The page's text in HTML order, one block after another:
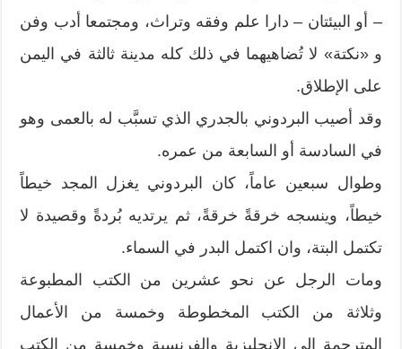
– أو البيئتان – دارا علم وفقه وتراث، ومجتمعا أدب وفن
و «نكتة» لا تُضاهيهما في ذلك كله مدينة ثالثة في اليمن
على الإطلاق.
وقد أصيب البردوني بالجدري الذي تسبَّب له بالعمى وهو
في السادسة أو السابعة من عمره.
وطوال سبعين عاماً، كان البردوني يغزل المجد خيطاً
خيطاً، وينسجه خرقةً خرقةً، ثم يرتديه بُردةً وقصيدة لا
تكتمل البتة، وان اكتمل البدر في السماء.
ومات الرجل عن نحو عشرين من الكتب المطبوعة
وثلاثة من الكتب المخطوطة وخمسة من الأعمال
المترجمة إلى الانجليزية والفرنسية وخمسة من الكتب